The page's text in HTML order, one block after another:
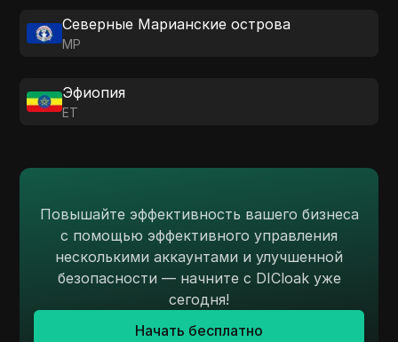
Северные Марианские острова
MP
Эфиопия
ET
Повышайте эффективность вашего бизнеса
с помощью эффективного управления
несколькими аккаунтами и улучшенной
безопасности — начните с DICloak уже
сегодня!
Начать бесплатно